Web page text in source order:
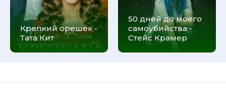
Крепкий орешек -
Тата Кит
50 дней до моего
самоубийства -
Стейс Крамер